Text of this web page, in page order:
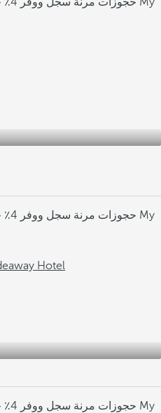
حجوزات مرنة سجل ووفر 4٪
Hotel
حجوزات مرنة سجل ووفر 4٪